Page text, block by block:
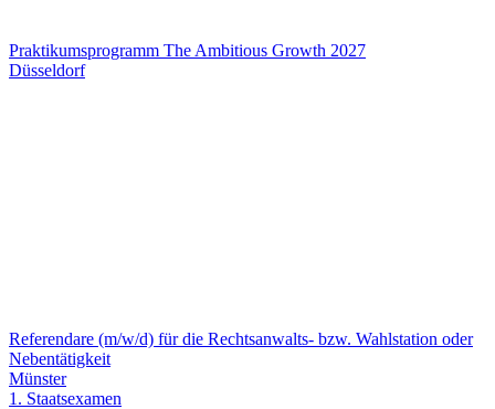
Praktikumsprogramm The Ambitious Growth 2027
Düsseldorf
Referendare (m/w/d) für die Rechtsanwalts- bzw. Wahlstation oder
Nebentätigkeit
Münster
1. Staatsexamen